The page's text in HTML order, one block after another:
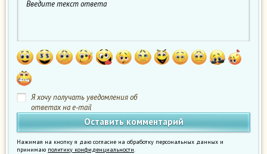
Я хочу получать уведомления об
ответах на e-mail
Нажимая на кнопку я даю согласие на обработку персональных данных и
принимаю политику конфиденциальности.